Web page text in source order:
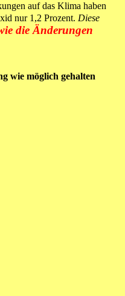
auf das Klima haben
nur 1,2 Prozent. Diese
die Änderungen
wie möglich gehalten